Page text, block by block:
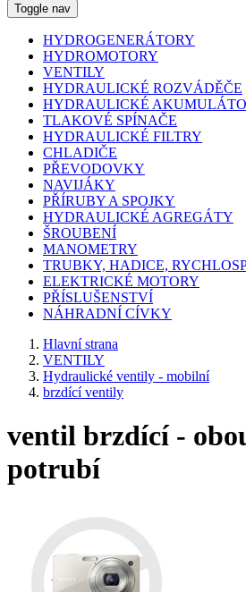
Toggle nav
HYDROGENERÁTORY
HYDROMOTORY
VENTILY
HYDRAULICKÉ ROZVÁDĚČE
HYDRAULICKÉ
TLAKOVÉ SPÍNAČE
HYDRAULICKÉ FILTRY
CHLADIČE
PŘEVODOVKY
NAVIJÁKY
PŘÍRUBY A SPOJKY
HYDRAULICKÉ AGREGÁTY
ŠROUBENÍ
MANOMETRY
TRUBKY, HADICE,
ELEKTRICKÉ MOTORY
PŘÍSLUŠENSTVÍ
NÁHRADNÍ CÍVKY
Hlavní strana
VENTILY
Hydraulické ventily - mobilní
brzdící ventily
ventil brzdící -
potrubí